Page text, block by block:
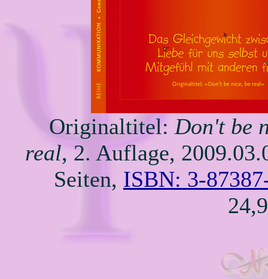
Originaltitel: Don't be
real, 2. Auflage,
Seiten, ISBN: 3-